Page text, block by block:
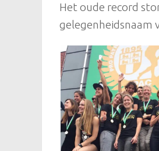
Het oude record
gelegenheidsnaam